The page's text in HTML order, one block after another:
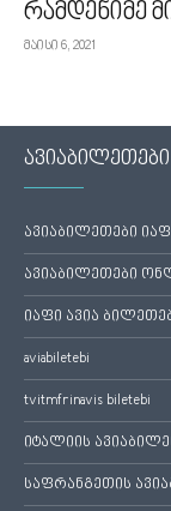
რამდენიმე
მაისი 6, 2021
ავიაბილეთები
ავიაბილეთები
იაფი ავია
aviabiletebi
tvitmfrinavis biletebi
იტალიის
საფრანგეთის